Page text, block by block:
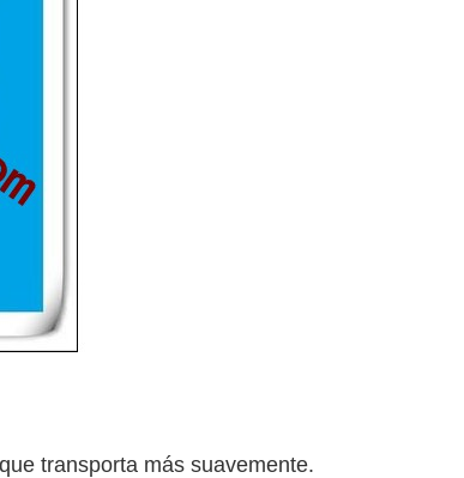
transporta más suavemente.